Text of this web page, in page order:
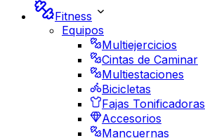
Fitness
Equipos
Multiejercicios
Cintas de Caminar
Multiestaciones
Bicicletas
Fajas Tonificadoras
Accesorios
Mancuernas